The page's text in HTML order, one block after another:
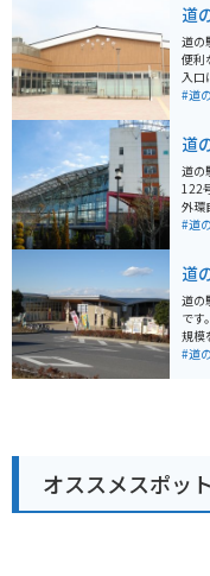
道
道の
便利
入口
元の
最適な品
の食
す。
ドライブ
駅
戸川
い
もア
#道
道
道の
122
外環
クセスが良好
の調
食事
がで
「あんぎ
駅に
は
#道
道
道の
です
規模
農産
た
れた
う。 道の駅 しょうなん周辺には、航空科学博物館や成田
ゆめ
を延
#道
オススメスポッ